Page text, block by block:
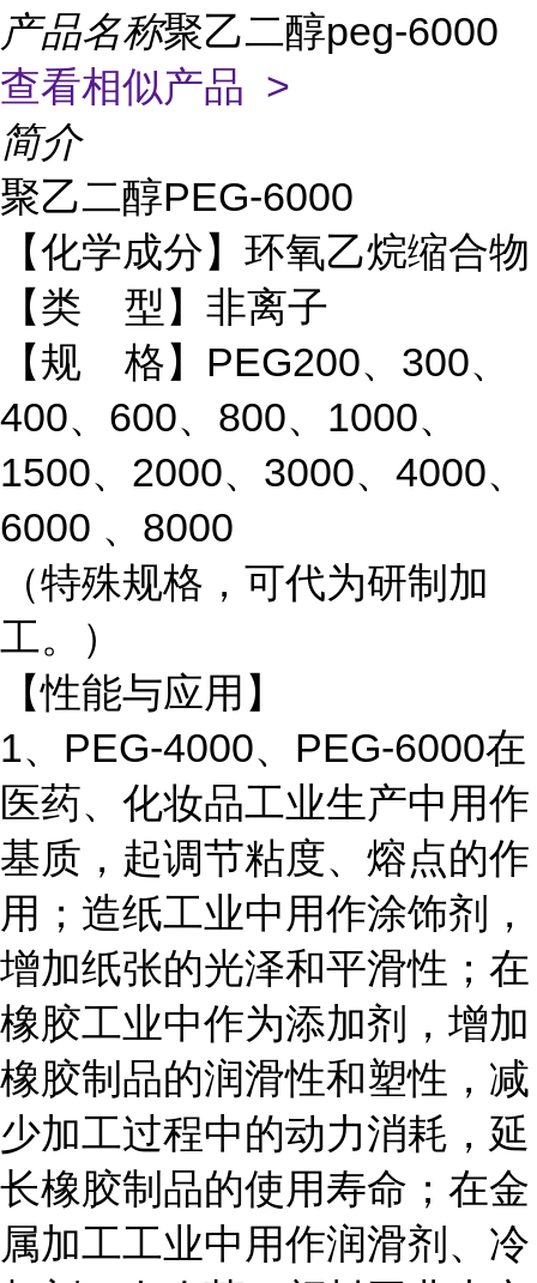
产品名称聚乙二醇peg-6000
查看相似产品 >
简介
聚乙二醇PEG-6000
【化学成分】环氧乙烷缩合物
【类 型】非离子
【规 格】PEG200、300、
400、600、800、1000、
1500、2000、3000、4000、
6000 、8000
（特殊规格，可代为研制加
工。）
【性能与应用】
1、PEG-4000、PEG-6000在
医药、化妆品工业生产中用作
基质，起调节粘度、熔点的作
用；造纸工业中用作涂饰剂，
增加纸张的光泽和平滑性；在
橡胶工业中作为添加剂，增加
橡胶制品的润滑性和塑性，减
少加工过程中的动力消耗，延
长橡胶制品的使用寿命；在金
属加工工业中用作润滑剂、冷